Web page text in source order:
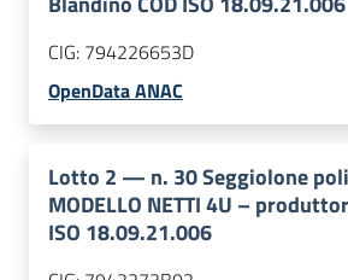
CIG: 794226653D
OpenData ANAC
Lotto 2 — n. 30 Seggiolone
MODELLO NETTI 4U –
ISO 18.09.21.006